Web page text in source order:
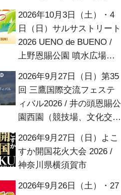
2026年10月3日（土）・4
日（日）サルサストリート
2026 UENO de BUENO /
上野恩賜公園 噴水広場
2026年9月27日（日）第35
回 三鷹国際交流フェステ
ィバル2026 / 井の頭恩賜公
園西園（競技場、文化交流
2026年9月27日（日）よこ
すか開国花火大会 2026 /
神奈川県横須賀市
2026年9月26日（土）・27